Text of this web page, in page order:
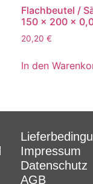
Flachbeutel /
150 x 200 x
20,20€
In den
Impressum
Datenschutz
AGB